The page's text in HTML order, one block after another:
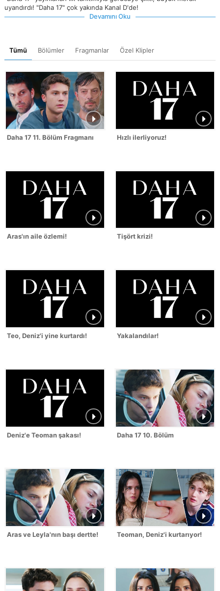
uyandırdı! "Daha 17" çok yakında Kanal D'de!
Devamını Oku
Tümü Bölümler Fragmanlar Özel Klipler
Daha 17 11. Bölüm Fragmanı Hızlı ilerliyoruz!
Aras'ın aile özlemi! Tişört krizi!
Teo, Deniz'i yine kurtardı! Yakalandılar!
Deniz'e Teoman şakası! Daha 17 10. Bölüm
Aras ve Leyla'nın başı dertte! Teoman, Deniz'i kurtarıyor!